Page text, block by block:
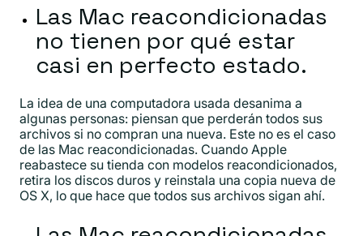
Las Mac reacondicionadas
no tienen por qué estar
casi en perfecto estado.
La idea de una computadora usada desanima a
algunas personas: piensan que perderán todos sus
archivos si no compran una nueva. Este no es el caso
de las Mac reacondicionadas. Cuando Apple
reabastece su tienda con modelos reacondicionados,
retira los discos duros y reinstala una copia nueva de
OS X, lo que hace que todos sus archivos sigan ahí.